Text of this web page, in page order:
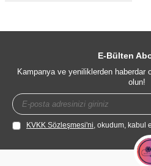
E-Bülten
Kampanya ve yeniliklerden haberdar
olun!
KVKK Sözleşmesi'ni, okudum, kabul